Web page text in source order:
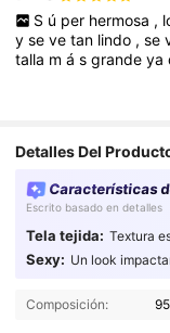
S ú per hermosa ,
ysevetan lindo ,se
talla másgrandeya
Detalles Del
Características
Escrito basado en detalles
Tela tejida: Textura
Sexy: Un look
Composición: